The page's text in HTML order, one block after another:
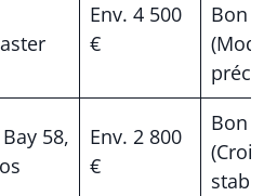
Env. 4 500
€
Bon
précis)
58,
Env. 2 800
€
Bon
stable)